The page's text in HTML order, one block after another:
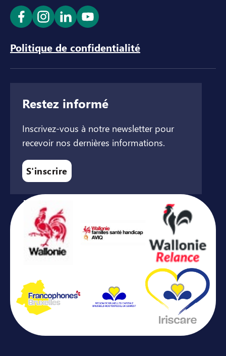
Ouvrir le lien dans un nouvel onglet
Ouvrir le lien dans un nouvel onglet
Ouvrir le lien dans un nouvel
Ouvrir le lien dans un
Politique de confidentialité
Restez informé
Inscrivez-vous à notre newsletter pour
recevoir nos dernières informations.
S'inscrire
Avec le soutien de ...